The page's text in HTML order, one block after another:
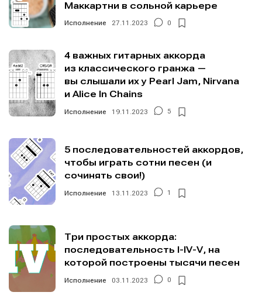
Маккартни в сольной карьере
Исполнение 27.11.2023 0
4 важных гитарных аккорда
из классического гранжа —
вы слышали их у Pearl Jam, Nirvana
и Alice In Chains
Исполнение 19.11.2023 5
5 последовательностей аккордов,
чтобы играть сотни песен (и
сочинять свои!)
Исполнение 13.11.2023 1
Три простых аккорда:
последовательность I-IV-V, на
которой построены тысячи песен
Исполнение 03.11.2023 0